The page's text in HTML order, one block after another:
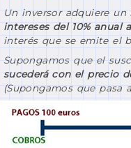
Un inversor adquiere
intereses del 10% anual
interés que se emite el
Supongamos que el
sucederá con el precio
(Supongamos que pasa